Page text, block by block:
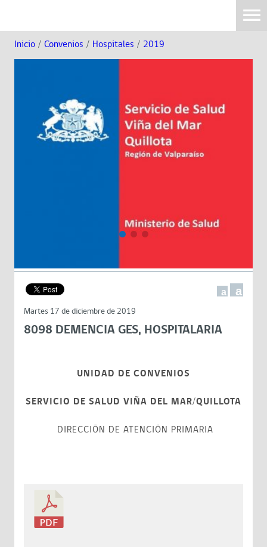
Inicio / Convenios / Hospitales / 2019
a a
Martes 17 de diciembre de 2019
8098 DEMENCIA GES, HOSPITALARIA
UNIDAD DE CONVENIOS
SERVICIO DE SALUD VIÑA DEL MAR/QUILLOTA
DIRECCIÓN DE ATENCIÓN PRIMARIA